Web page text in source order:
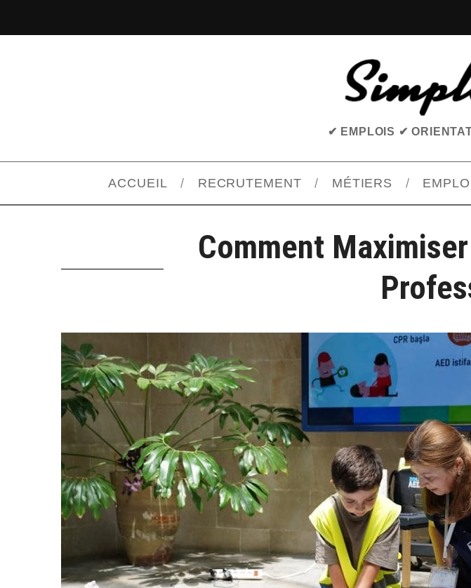
✔ EMPLOIS ✔
ACCUEIL RECRUTEMENT MÉTIERS
Comment